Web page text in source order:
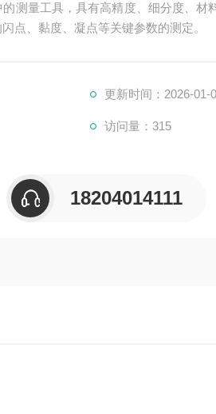
测量工具，具有高精度、细分度、材
点、黏度、凝点等关键参数的测定。
更新时间：2026-01-
访问量：315
18204014111